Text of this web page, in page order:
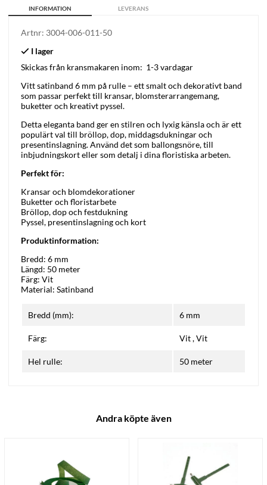
INFORMATION LEVERANS
Artnr: 3004-006-011-50
Skickas från kransmakaren inom: 1-3 vardagar
Vitt satinband 6 mm på rulle – ett smalt och dekorativt band
som passar perfekt till kransar, blomsterarrangemang,
buketter och kreativt pyssel.
Detta eleganta band ger en stilren och lyxig känsla och är ett
populärt val till bröllop, dop, middagsdukningar och
presentinslagning. Använd det som ballongsnöre, till
inbjudningskort eller som detalj i dina floristiska arbeten.
Perfekt för:
Kransar och blomdekorationer
Buketter och floristarbete
Bröllop, dop och festdukning
Pyssel, presentinslagning och kort
Produktinformation:
Bredd: 6 mm
Längd: 50 meter
Färg: Vit
Material: Satinband
Bredd (mm): 6 mm
Färg: Vit,Vit
Hel rulle: 50 meter
Andra köpte även